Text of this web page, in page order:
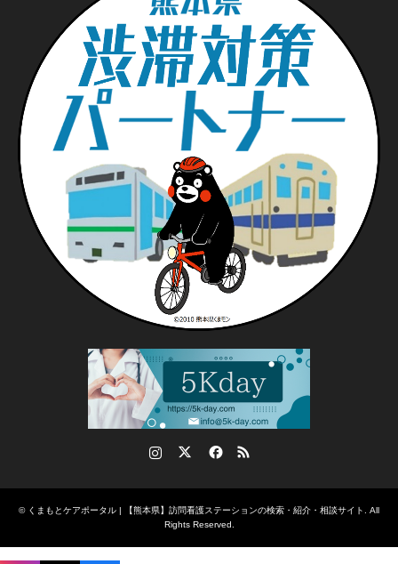
RSS
© くまもとケアポータル | 【熊本県】訪問看護ステーションの検索・紹介・相談サイト. All
Rights Reserved.